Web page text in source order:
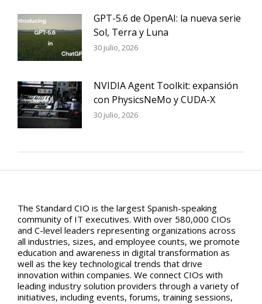
GPT-5.6 de OpenAI: la nueva serie
Sol, Terra y Luna
30 julio, 2026
NVIDIA Agent Toolkit: expansión
con PhysicsNeMo y CUDA-X
30 julio, 2026
The Standard CIO is the largest Spanish-speaking
community of IT executives. With over 580,000 CIOs
and C-level leaders representing organizations across
all industries, sizes, and employee counts, we promote
education and awareness in digital transformation as
well as the key technological trends that drive
innovation within companies. We connect CIOs with
leading industry solution providers through a variety of
initiatives, including events, forums, training sessions,